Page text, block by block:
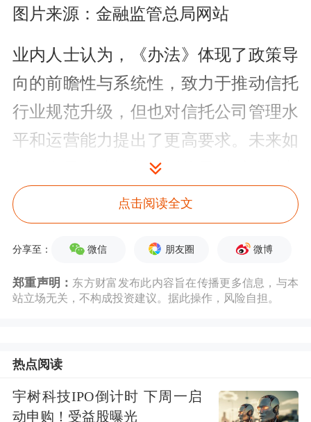
图片来源：金融监管总局网站
业内人士认为，《办法》体现了政策导
向的前瞻性与系统性，致力于推动信托
行业规范升级，但也对信托公司管理水
平和运营能力提出了更高要求。未来如
何平衡风险防控与创新将是信托公司主
要挑战。
推进信托业转型
据国家金融监督管理总局相关负责人介
绍，《办法》修订内容主要有以下几
源；二是坚持目标导向，强化公司治
理；三是加强风险防控，规范重点业务
点击阅读全文
分享至： 微信 朋友圈 微博
郑重声明： 东方财富发布此内容旨在传播更多信息，与本
站立场无关，不构成投资建议。据此操作，风险自担。
热点阅读
宇树科技IPO倒计时 下周一启
动申购！受益股曝光